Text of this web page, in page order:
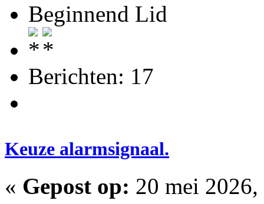
Beginnend Lid
Berichten: 17
Keuze alarmsignaal.
« Gepost op: 20 mei